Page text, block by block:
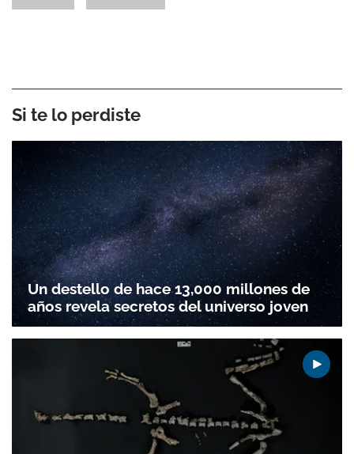
Si te lo perdiste
Un destello de hace 13,000 millones de
años revela secretos del universo joven